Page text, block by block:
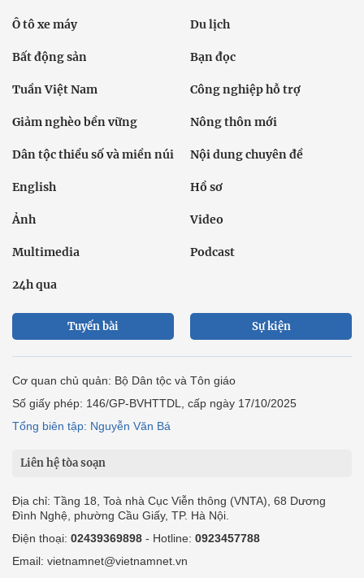
Ô tô xe máy Du lịch
Bất động sản Bạn đọc
Tuần Việt Nam Công nghiệp hỗ trợ
Giảm nghèo bền vững Nông thôn mới
Dân tộc thiểu số và miền núi Nội dung chuyên đề
English Hồ sơ
Ảnh Video
Multimedia Podcast
24h qua
Tuyến bài Sự kiện
Cơ quan chủ quản: Bộ Dân tộc và Tôn giáo
Số giấy phép: 146/GP-BVHTTDL, cấp ngày 17/10/2025
Tổng biên tập: Nguyễn Văn Bá
Liên hệ tòa soạn
Địa chỉ: Tầng 18, Toà nhà Cục Viễn thông (VNTA), 68 Dương
Đình Nghệ, phường Cầu Giấy, TP. Hà Nội.
Điện thoại: 02439369898 - Hotline: 0923457788
Email: vietnamnet@vietnamnet.vn